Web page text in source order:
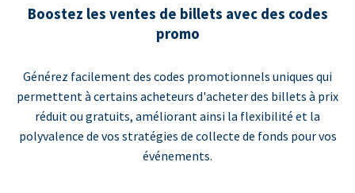
Boostez les ventes de billets avec des codes
promo
Générez facilement des codes promotionnels uniques qui
permettent à certains acheteurs d'acheter des billets à prix
réduit ou gratuits, améliorant ainsi la flexibilité et la
polyvalence de vos stratégies de collecte de fonds pour vos
événements.